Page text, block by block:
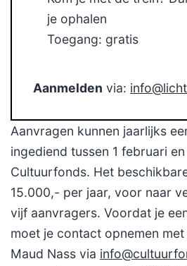
je ophalen
Toegang: gratis
Aanmelden via:
Aanvragen kunnen jaarlijks
ingediend tussen 1 februari
Cultuurfonds. Het
15.000,- per jaar, voor naar
vijf aanvragers. Voordat je
moet je contact opnemen
Maud Nass via